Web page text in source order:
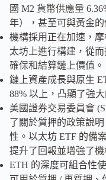
國 M2 貨幣供應量
年），甚至可與黃金
機構採用正在加速，
太坊上進行構建，從
確保和結算鏈上價值。
鏈上資產成長與原生
88% 以上，凸顯了強
美國證券交易委員會
了關於質押的政策說
性。以太坊 ETF 的備
提升了回報並增強了機
ETH 的深度可組合性